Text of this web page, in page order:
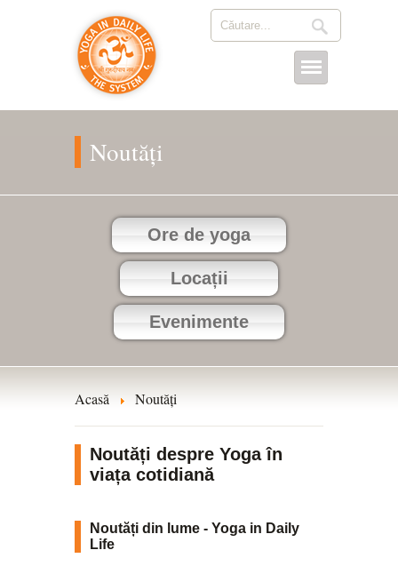
Noutăți
Ore de yoga
Locații
Evenimente
Acasă Noutăți
Noutăți despre Yoga în
viața cotidiană
Noutăți din lume - Yoga in Daily
Life